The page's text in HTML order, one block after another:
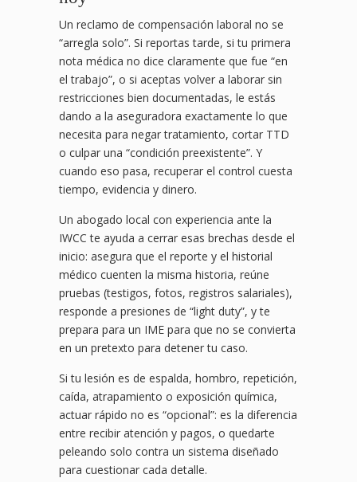
Un reclamo de compensación laboral no se
“arregla solo”. Si reportas tarde, si tu primera
nota médica no dice claramente que fue “en
el trabajo”, o si aceptas volver a laborar sin
restricciones bien documentadas, le estás
dando a la aseguradora exactamente lo que
necesita para negar tratamiento, cortar TTD
o culpar una “condición preexistente”. Y
cuando eso pasa, recuperar el control cuesta
tiempo, evidencia y dinero.
Un abogado local con experiencia ante la
IWCC te ayuda a cerrar esas brechas desde el
inicio: asegura que el reporte y el historial
médico cuenten la misma historia, reúne
pruebas (testigos, fotos, registros salariales),
responde a presiones de “light duty”, y te
prepara para un IME para que no se convierta
en un pretexto para detener tu caso.
Si tu lesión es de espalda, hombro, repetición,
caída, atrapamiento o exposición química,
actuar rápido no es “opcional”: es la diferencia
entre recibir atención y pagos, o quedarte
peleando solo contra un sistema diseñado
para cuestionar cada detalle.